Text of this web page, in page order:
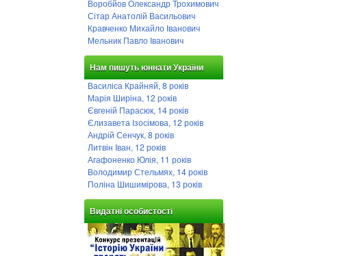
Воробйов Олександр Трохимович
Сітар Анатолій Васильович
Кравченко Михайло Іванович
Мельник Павло Іванович
Нам пишуть юннати України
Василіса Крайняй, 8 років
Марія Ширіна, 12 років
Євгеній Парасюк, 14 років
Єлизавета Ізосімова, 12 років
Андрій Сенчук, 8 років
Литвін Іван, 12 років
Агафоненко Юлія, 11 років
Володимир Стельмях, 14 років
Поліна Шишимірова, 13 років
Видатні особистості